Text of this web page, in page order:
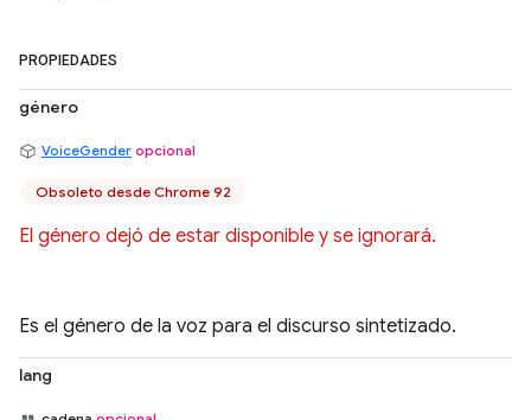
PROPIEDADES
género
VoiceGender opcional
Obsoleto desde Chrome 92
El género dejó de estar disponible y se ignorará.
Es el género de la voz para el discurso sintetizado.
lang